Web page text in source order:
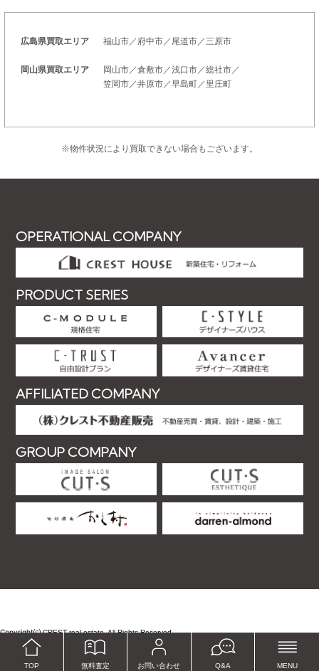
TOP 無料査定 お問い合わせ Q&A MENU
広島県買取エリア 福山市／府中市／尾道市／三原市
岡山県買取エリア
岡山市／倉敷市／浅口市／総社市／
笠岡市／井原市／早島町／里庄町
※物件状況により買取できない場合もございます。
OPERATIONAL COMPANY
PRODUCT SERIES
AFFILIATED COMPANY
GROUP COMPANY
Copyright⒞CREST real estate. All Rights Reserved.